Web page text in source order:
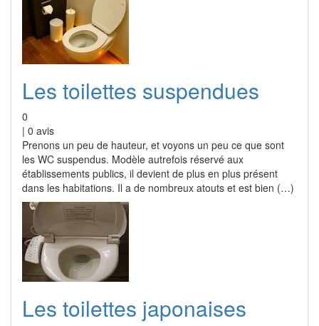
Les toilettes suspendues
0
| 0 avis
Prenons un peu de hauteur, et voyons un peu ce que sont
les WC suspendus. Modèle autrefois réservé aux
établissements publics, il devient de plus en plus présent
dans les habitations. Il a de nombreux atouts et est bien (…)
Les toilettes japonaises